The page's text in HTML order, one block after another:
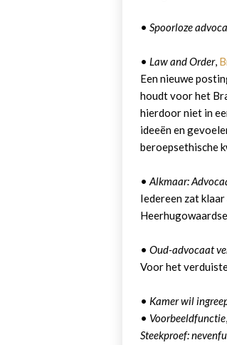
• Spoorloze
• Law and Order,
Een nieuwe
houdt voor het
hierdoor niet in
ideeën en
beroepsethische
• Alkmaar:
Iedereen zat
• Oud-advocaat
Voor het
• Kamer wil
• Voorbeeldfunctie,
Steekproef: